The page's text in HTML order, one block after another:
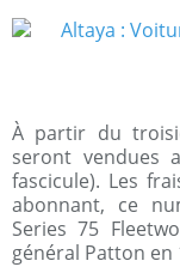
À partir du
seront vendues
fascicule). Les
abonnant, ce
Series 75
général Patton en